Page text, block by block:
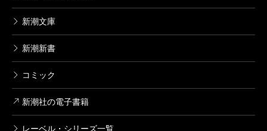
新潮文庫
新潮新書
コミック
新潮社の電子書籍
レーベル・シリーズ一覧